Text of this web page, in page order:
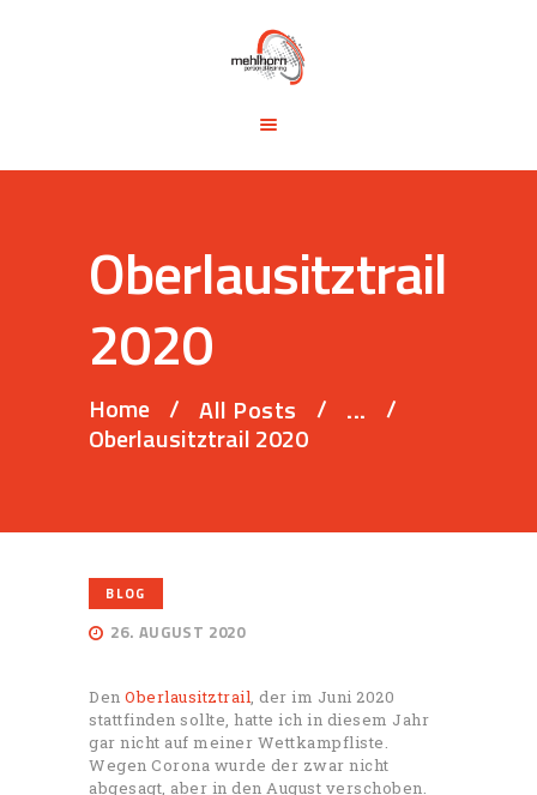
Oberlausitztrail
2020
Home All Posts ...
Oberlausitztrail 2020
VITA
KONTAKT
BLOG
26. AUGUST 2020
Den Oberlausitztrail, der im Juni 2020
stattfinden sollte, hatte ich in diesem Jahr
gar nicht auf meiner Wettkampfliste.
Wegen Corona wurde der zwar nicht
abgesagt, aber in den August verschoben.